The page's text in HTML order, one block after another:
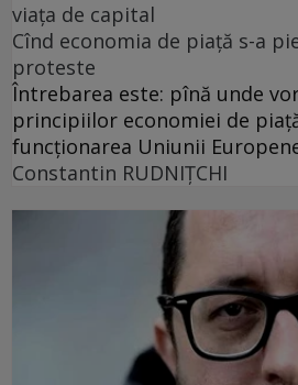
viața de capital
Cînd economia de piață s-a
proteste
Întrebarea este: pînă unde
principiilor economiei de
funcționarea Uniunii
Constantin RUDNIŢCHI